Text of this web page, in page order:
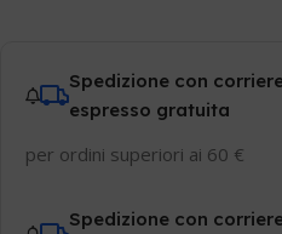
Spedizione con
espresso gratuita
per ordini superiori ai 60 €
Spedizione con